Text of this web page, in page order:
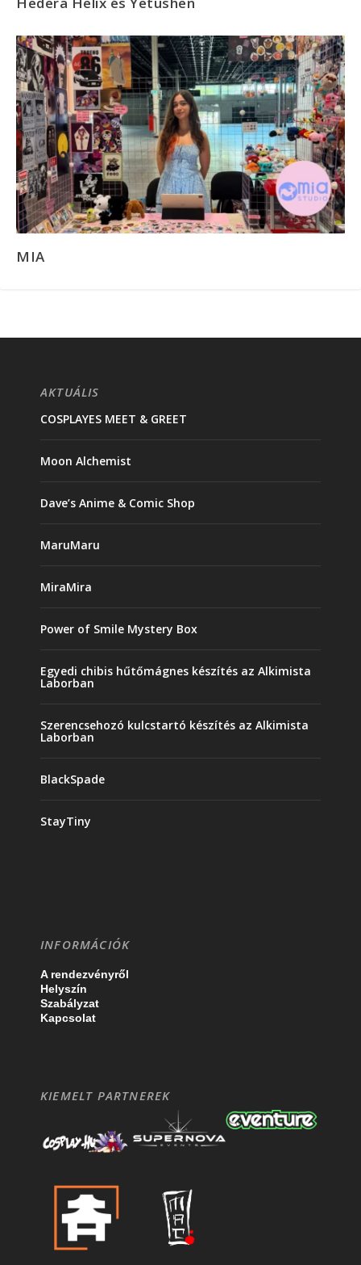
MIA
AKTUÁLIS
COSPLAYES MEET & GREET
Moon Alchemist
Dave’s Anime & Comic Shop
MaruMaru
MiraMira
Power of Smile Mystery Box
Egyedi chibis hűtőmágnes készítés az Alkimista
Laborban
Szerencsehozó kulcstartó készítés az Alkimista
Laborban
BlackSpade
StayTiny
INFORMÁCIÓK
A rendezvényről
Helyszín
Szabályzat
Kapcsolat
KIEMELT PARTNEREK